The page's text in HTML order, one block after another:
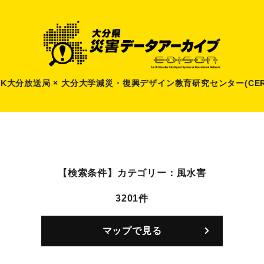
大分放送局 × 大分大学減災 ・ 復興デザイン教育研究センター
【検索条件】 カテゴリー：風水害
3201件
マップで見る